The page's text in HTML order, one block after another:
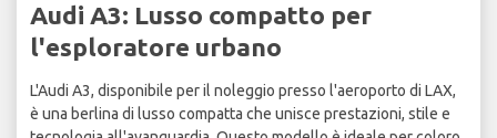
Audi A3: Lusso compatto per
l'esploratore urbano
L'Audi A3, disponibile per il noleggio presso l'aeroporto di LAX,
è una berlina di lusso compatta che unisce prestazioni, stile e